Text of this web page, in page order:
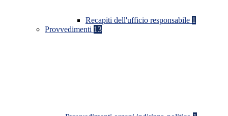
Recapiti dell'ufficio responsabile 1
Provvedimenti 13